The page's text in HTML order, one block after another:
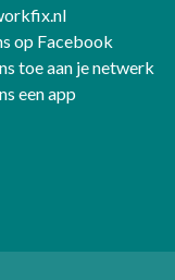
op Facebook
toe aan je netwerk
een app